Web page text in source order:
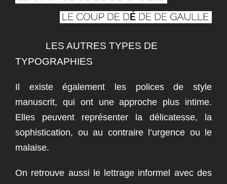
LES AUTRES TYPES DE
TYPOGRAPHIES
Il existe également les polices de style
manuscrit, qui ont une approche plus intime.
Elles peuvent représenter la délicatesse, la
sophistication, ou au contraire l’urgence ou le
malaise.
On retrouve aussi le lettrage informel avec des